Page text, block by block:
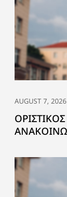
AUGUST 7, 2026